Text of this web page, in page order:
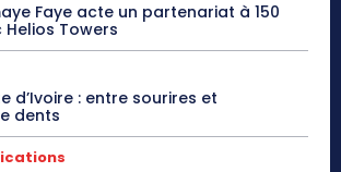
Faye acte un partenariat à 150
Towers
d’Ivoire : entre sourires et
dents